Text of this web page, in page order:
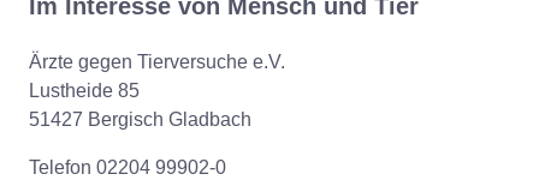
Im Interesse von Mensch und Tier
Ärzte gegen Tierversuche e.V.
Lustheide 85
51427 Bergisch Gladbach
Telefon 02204 99902-0